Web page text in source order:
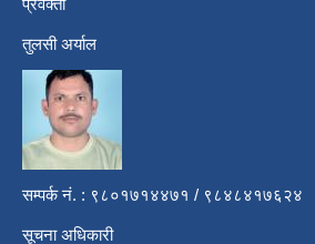
तुलसी अर्याल
सम्पर्क नं. : ९८०१७१४४७१ / ९८४८४१७६२४
सूचना अधिकारी